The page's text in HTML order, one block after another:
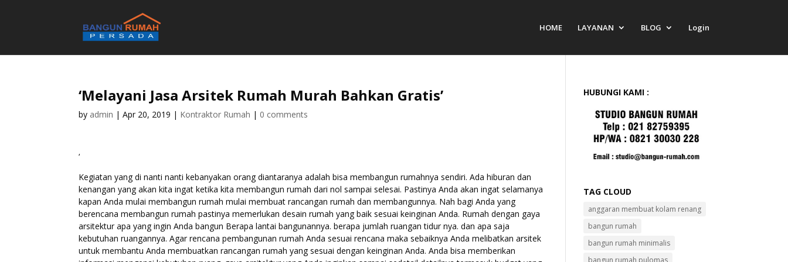
HOME LAYANAN BLOG Login
‘Melayani Jasa Arsitek Rumah Murah Bahkan Gratis’
by admin |Apr 20, 2019 | Kontraktor Rumah | 0 comments
‘
Kegiatan yang di nanti nanti kebanyakan orang diantaranya adalah bisa membangun rumahnya sendiri. Ada hiburan dan
kenangan yang akan kita ingat ketika kita membangun rumah dari nol sampai selesai. Pastinya Anda akan ingat selamanya
kapan Anda mulai membangun rumah mulai membuat rancangan rumah dan membangunnya. Nah bagi Anda yang
berencana membangun rumah pastinya memerlukan desain rumah yang baik sesuai keinginan Anda. Rumah dengan gaya
arsitektur apa yang ingin Anda bangun Berapa lantai bangunannya. berapa jumlah ruangan tidur nya. dan apa saja
kebutuhan ruangannya. Agar rencana pembangunan rumah Anda sesuai rencana maka sebaiknya Anda melibatkan arsitek
untuk membantu Anda membuatkan rancangan rumah yang sesuai dengan keinginan Anda. Anda bisa memberikan
HUBUNGI KAMI :
TAG CLOUD
anggaran membuat kolam renang
bangun rumah
bangun rumah minimalis